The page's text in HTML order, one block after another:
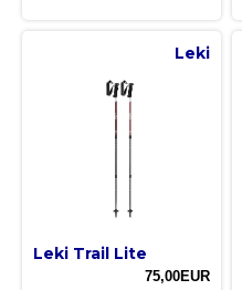
Leki
Leki Trail Lite
75,00EUR